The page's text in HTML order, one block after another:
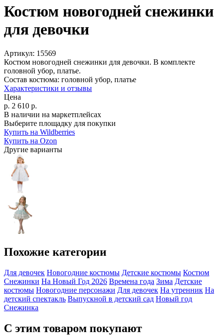
Костюм новогодней снежинки
для девочки
Артикул: 15569
Костюм новогодней снежинки для девочки. В комплекте
головной убор, платье.
Состав костюма: головной убор, платье
Характеристики и отзывы
Цена
р. 2 610 р.
В наличии на маркетплейсах
Выберите площадку для покупки
Купить на Wildberries
Купить на Ozon
Другие варианты
Похожие категории
Для девочек Новогодние костюмы Детские костюмы Костюм
Снежинки На Новый Год 2026 Времена года Зима Детские
костюмы Новогодние персонажи Для девочек На утренник На
детский спектакль Выпускной в детский сад Новый год
Снежинка
С этим товаром покупают